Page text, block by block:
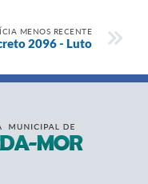
MENOS RECENTE
2096 - Luto